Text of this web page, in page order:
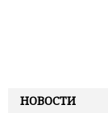
НОВОСТИ